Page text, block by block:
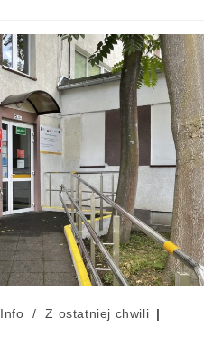
Info /
Z ostatniej chwili